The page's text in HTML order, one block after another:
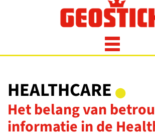
HEALTHCARE ⬤
Het belang van
informatie in de